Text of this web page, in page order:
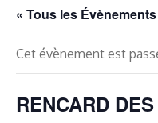
« Tous les Évènements
Cet évènement est
RENCARD